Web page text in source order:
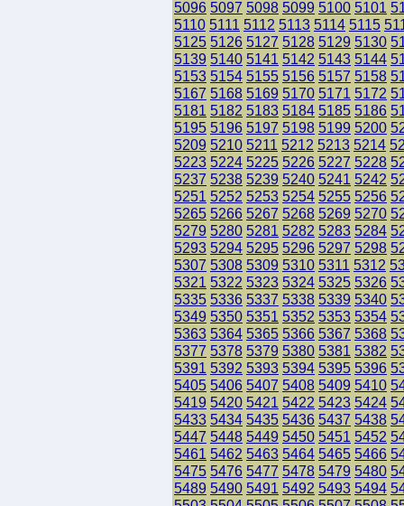
5096 5097 5098 5099 5100 5101
5110 5111 5112 5113 5114 5115
5125 5126 5127 5128 5129 5130
5139 5140 5141 5142 5143 5144
5153 5154 5155 5156 5157 5158
5167 5168 5169 5170 5171 5172
5181 5182 5183 5184 5185 5186
5195 5196 5197 5198 5199 5200
5209 5210 5211 5212 5213 5214
5223 5224 5225 5226 5227 5228
5237 5238 5239 5240 5241 5242
5251 5252 5253 5254 5255 5256
5265 5266 5267 5268 5269 5270
5279 5280 5281 5282 5283 5284
5293 5294 5295 5296 5297 5298
5307 5308 5309 5310 5311 5312
5321 5322 5323 5324 5325 5326
5335 5336 5337 5338 5339 5340
5349 5350 5351 5352 5353 5354
5363 5364 5365 5366 5367 5368
5377 5378 5379 5380 5381 5382
5391 5392 5393 5394 5395 5396
5405 5406 5407 5408 5409 5410
5419 5420 5421 5422 5423 5424
5433 5434 5435 5436 5437 5438
5447 5448 5449 5450 5451 5452
5461 5462 5463 5464 5465 5466
5475 5476 5477 5478 5479 5480
5489 5490 5491 5492 5493 5494